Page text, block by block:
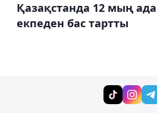
Қазақстанда 12 мың
екпеден бас тартты